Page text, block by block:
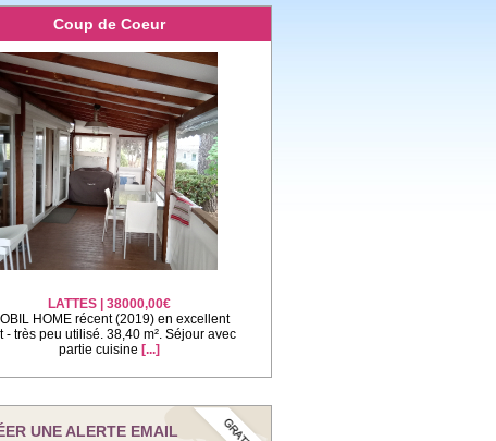
Coup de Coeur
LATTES | 38000,00€
HOME récent (2019) en excellent
- très peu utilisé. 38,40 m². Séjour avec
partie cuisine [...]
UNE ALERTE EMAIL